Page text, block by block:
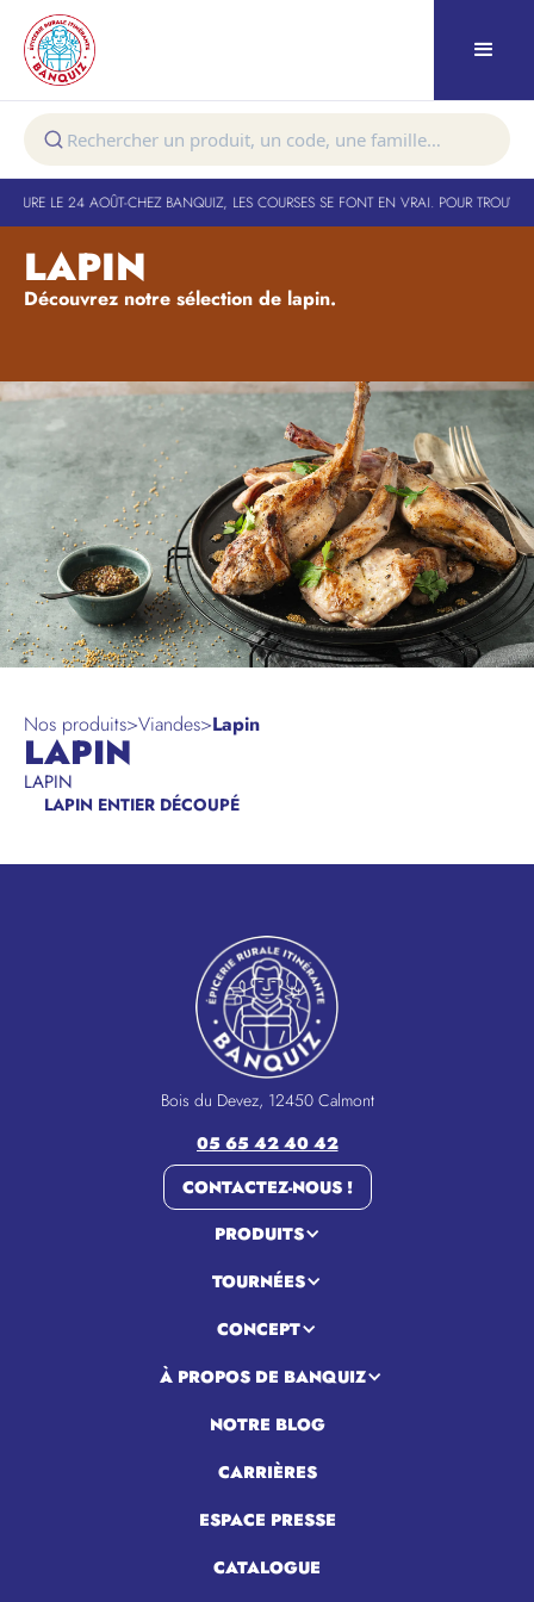
LE 24 AOÛT-CHEZ BANQUIZ, LES COURSES SE FONT EN VRAI. POUR TROUVER
LAPIN
Découvrez notre sélection de lapin.
Nos produits>Viandes>Lapin
LAPIN
LAPIN
LAPIN ENTIER DÉCOUPÉ
Bois du Devez, 12450 Calmont
05 65 42 40 42
CONTACTEZ-NOUS !
PRODUITS
TOURNÉES
CONCEPT
À PROPOS DE BANQUIZ
NOTRE BLOG
CARRIÈRES
ESPACE PRESSE
CATALOGUE